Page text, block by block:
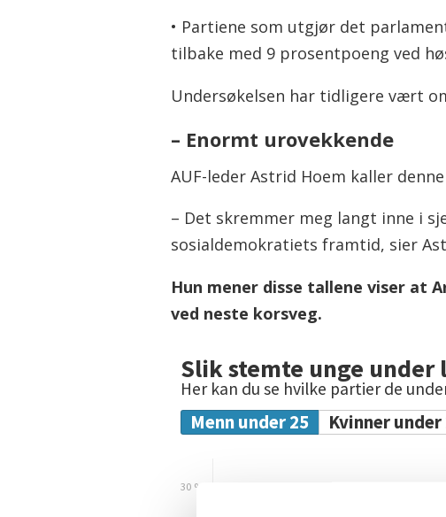
• Partiene som utgjør det
tilbake med 9 prosentpoeng ved
Undersøkelsen har tidligere vært
– Enormt urovekkende
AUF-leder Astrid Hoem kaller
– Det skremmer meg langt inne i
sosialdemokratiets framtid, sier
Hun mener disse tallene viser at
ved neste korsveg.